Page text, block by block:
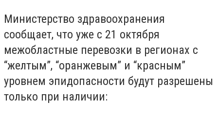
Министерство здравоохранения
сообщает, что уже с 21 октября
межобластные перевозки в регионах с
“желтым”, “оранжевым” и “красным”
уровнем эпидопасности будут разрешены
только при наличии: